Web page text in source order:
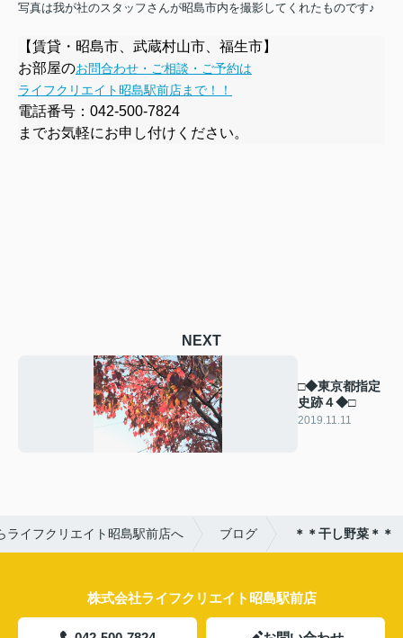
写真は我が社のスタッフさんが昭島市内を撮影してくれたものです♪
【賃貸・昭島市、武蔵村山市、福生市】
お部屋のお問合わせ・ご相談・ご予約は
ライフクリエイト昭島駅前店まで！！
電話番号： 042-500-7824
までお気軽にお申し付けください。
NEXT
□◆東京都指定
史跡４◆□
2019.11.11
ライフクリエイト昭島駅前店へ ブログ ＊＊干し野菜＊＊
株式会社ライフクリエイト昭島駅前店